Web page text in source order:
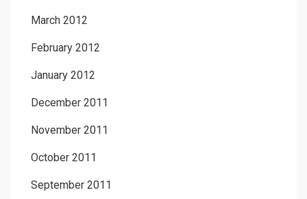
March 2012
February 2012
January 2012
December 2011
November 2011
October 2011
September 2011